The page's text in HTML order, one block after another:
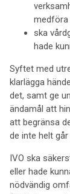
medföra
ska
hade
Syftet med
klarlägga
det, samt ge
ändamål att
att begränsa
de inte helt
IVO ska
eller hade
nödvändig